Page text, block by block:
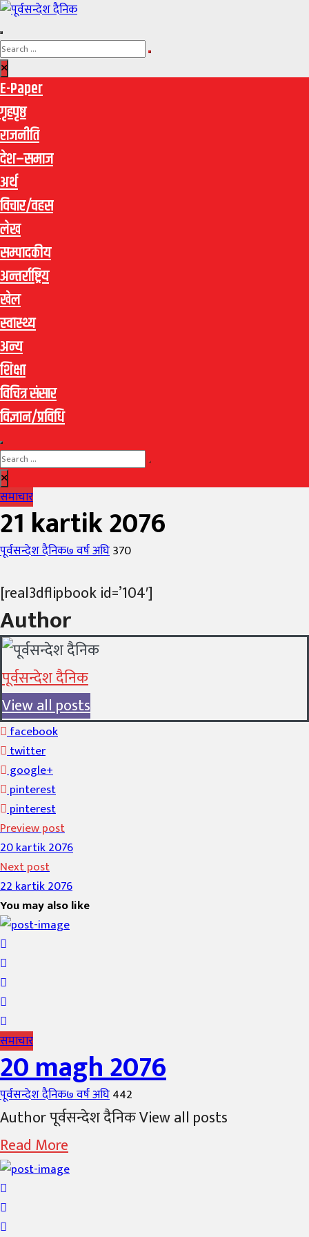
E-Paper
गृहपृष्ठ
राजनीति
देश–समाज
अर्थ
विचार/वहस
लेख
सम्पादकीय
अन्तर्राष्ट्रिय
खेल
स्वास्थ्य
अन्य
शिक्षा
विचित्र संसार
विज्ञान/प्रविधि
समाचार
21 kartik 2076
Author
पूर्वसन्देश दैनिकPosted
७ वर्ष अघि370
[real3dflipbook id=’104′]
Author
पूर्वसन्देश दैनिक
View all posts
facebook
twitter
google+
pinterest
pinterest
Preview post
20 kartik 2076
Next post
22 kartik 2076
You may also like
समाचार
20 magh 2076
Author
पूर्वसन्देश दैनिकPosted
on
७ वर्ष अघि442
Author पूर्वसन्देश दैनिक View all posts
Read More